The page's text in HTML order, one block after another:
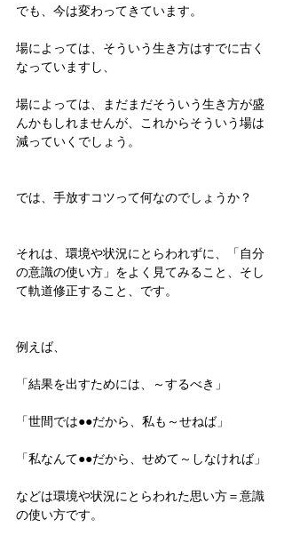
でも、今は変わってきています。
場によっては、そういう生き方はすでに古く
なっていますし、
場によっては、まだまだそういう生き方が盛
んかもしれませんが、これからそういう場は
減っていくでしょう。
では、手放すコツって何なのでしょうか？
それは、環境や状況にとらわれずに、「自分
の意識の使い方」をよく見てみること、そし
て軌道修正すること、です。
例えば、
「結果を出すためには、～するべき」
「世間では●●だから、私も～せねば」
「私なんて●●だから、せめて～しなければ」
などは環境や状況にとらわれた思い方＝意識
の使い方です。